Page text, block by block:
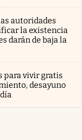
autoridades
la existencia
darán de baja la
para vivir gratis
desayuno